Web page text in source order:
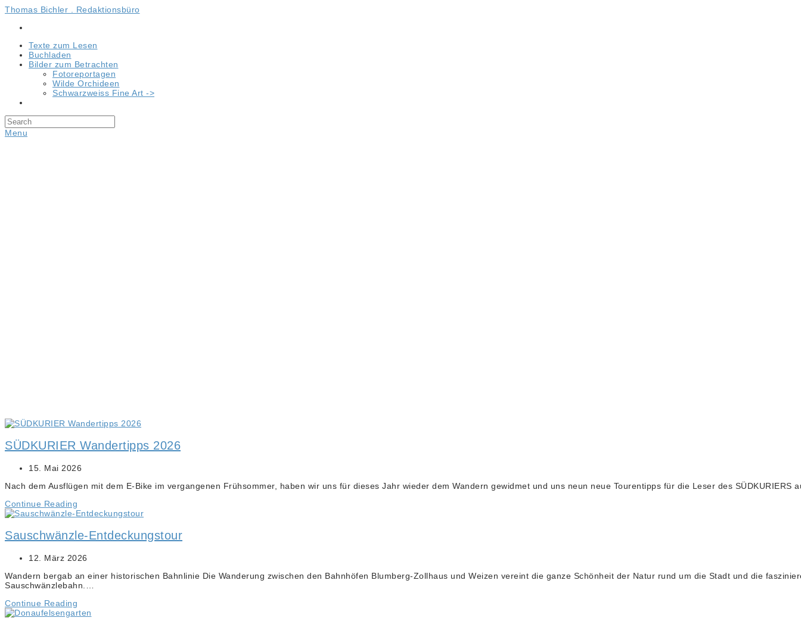
Thomas Bichler . Redaktionsbüro
Texte zum Lesen
Buchladen
Bilder zum Betrachten
Fotoreportagen
Wilde Orchideen
Schwarzweiss Fine Art ->
Menu
SÜDKURIER Wandertipps 2026
15. Mai 2026
Nach dem Ausflügen mit dem E-Bike im vergangenen Frühsommer, haben wir uns für dieses Jahr wieder dem Wandern gewidmet und uns neun neue Tourentipps für die Leser des SÜDKURIERS
Continue Reading
Sauschwänzle-Entdeckungstour
12. März 2026
Wandern bergab an einer historischen Bahnlinie Die Wanderung zwischen den Bahnhöfen Blumberg-Zollhaus und Weizen vereint die ganze Schönheit der Natur rund um die Stadt und die
Sauschwänzlebahn.…
Continue Reading